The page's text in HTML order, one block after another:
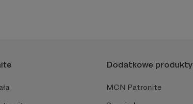
Dodatkowe produkty
MCN Patronite